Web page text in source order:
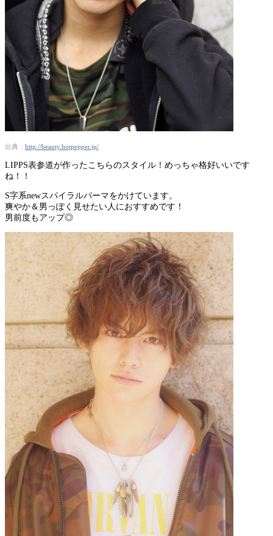
出典： http://beauty.hotpepper.jp/
LIPPS表参道が作ったこちらのスタイル！めっちゃ格好いいです
ね！！
S字系newスパイラルパーマをかけています。
爽やか＆男っぽく見せたい人におすすめです！
男前度もアップ◎